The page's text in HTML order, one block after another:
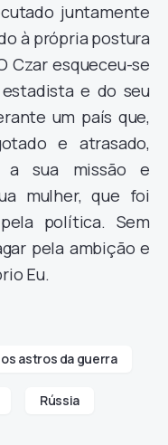
juntamente
à própria postura
Czar esqueceu-se
e do seu
um país que,
e atrasado,
a sua missão e
mulher, que foi
política. Sem
pela ambição e
Eu.
os astros da guerra
Rússia